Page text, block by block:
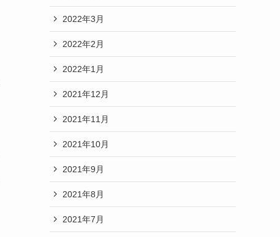
2022年3月
2022年2月
2022年1月
2021年12月
2021年11月
2021年10月
2021年9月
2021年8月
2021年7月